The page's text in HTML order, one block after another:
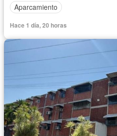
Aparcamiento
Hace 1 día, 20 horas